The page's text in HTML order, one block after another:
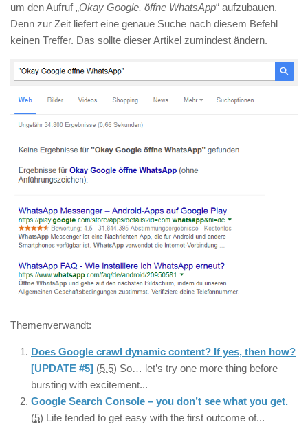
um den Aufruf „Okay Google, öffne WhatsApp“ aufzubauen.
Denn zur Zeit liefert eine genaue Suche nach diesem Befehl
keinen Treffer. Das sollte dieser Artikel zumindest ändern.
Themenverwandt:
Does Google crawl dynamic content? If yes, then how?
[UPDATE #5] (5.5) So… let’s try one more thing before
bursting with excitement...
Google Search Console – you don’t see what you get.
(5) Life tended to get easy with the first outcome of...